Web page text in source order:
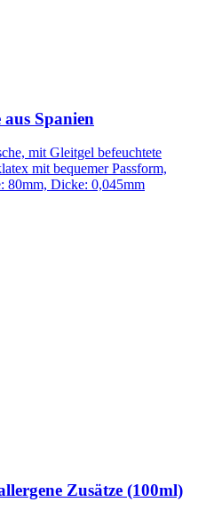
Spanien
mit Gleitgel befeuchtete
mit bequemer Passform,
80mm, Dicke: 0,045mm
Zusätze (100ml)